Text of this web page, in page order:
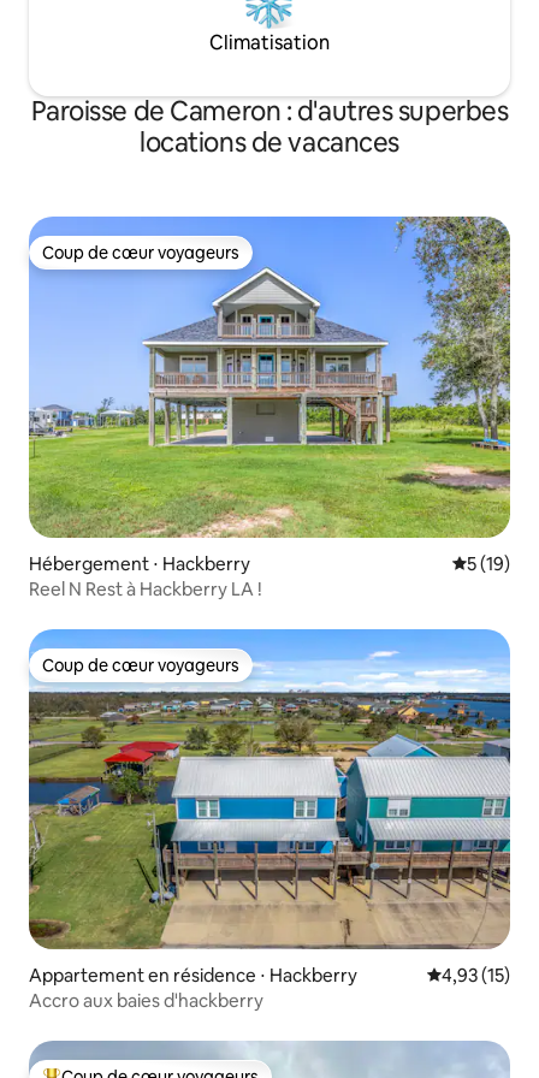
Climatisation
Paroisse de Cameron : d'autres superbes
locations de vacances
Coup de cœur voyageurs
Coup de cœur voyageurs
Hébergement ⋅ Hackberry
5 (19)
Reel N Rest à Hackberry LA !
Coup de cœur voyageurs
Coup de cœur voyageurs
Appartement en résidence ⋅ Hackberry Évaluation
4,93 (15)
Accro aux baies d'hackberry